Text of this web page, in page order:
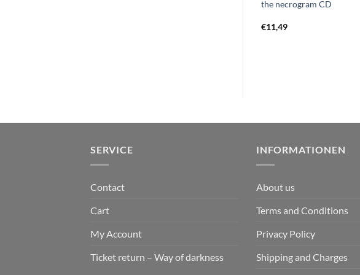
the necrogram CD
€11,49
SERVICE
Contact
Cart
My Account
Ticket return – Way of darkness
INFORMATIONEN
About us
Terms and Conditions
Privacy Policy
Shipping and Charges